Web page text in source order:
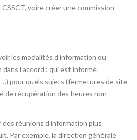
voire créer une commission
les modalités d’information ou
l’accord : qui est informé
…) pour quels sujets (fermetures de site
de récupération des heures non
des réunions d’information plus
Par exemple, la direction générale